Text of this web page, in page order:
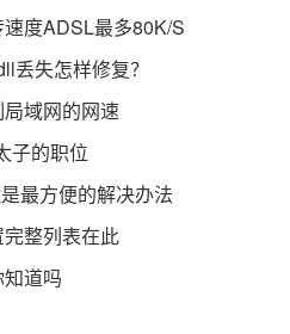
度ADSL最多80K/S
丢失怎样修复？
域网的网速
子的职位
最方便的解决办法
整列表在此
道吗